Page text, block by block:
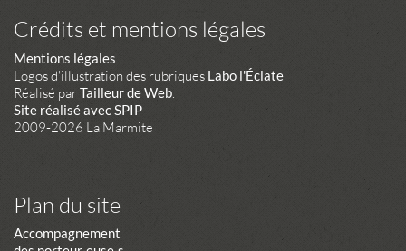
Crédits et mentions légales
Mentions légales
Logos d'illustration des rubriques Labo l'Éclate
Réalisé parTailleur de Web
Site réalisé avec SPIP
2009-2026 La Marmite
Plan du site
Accompagnement